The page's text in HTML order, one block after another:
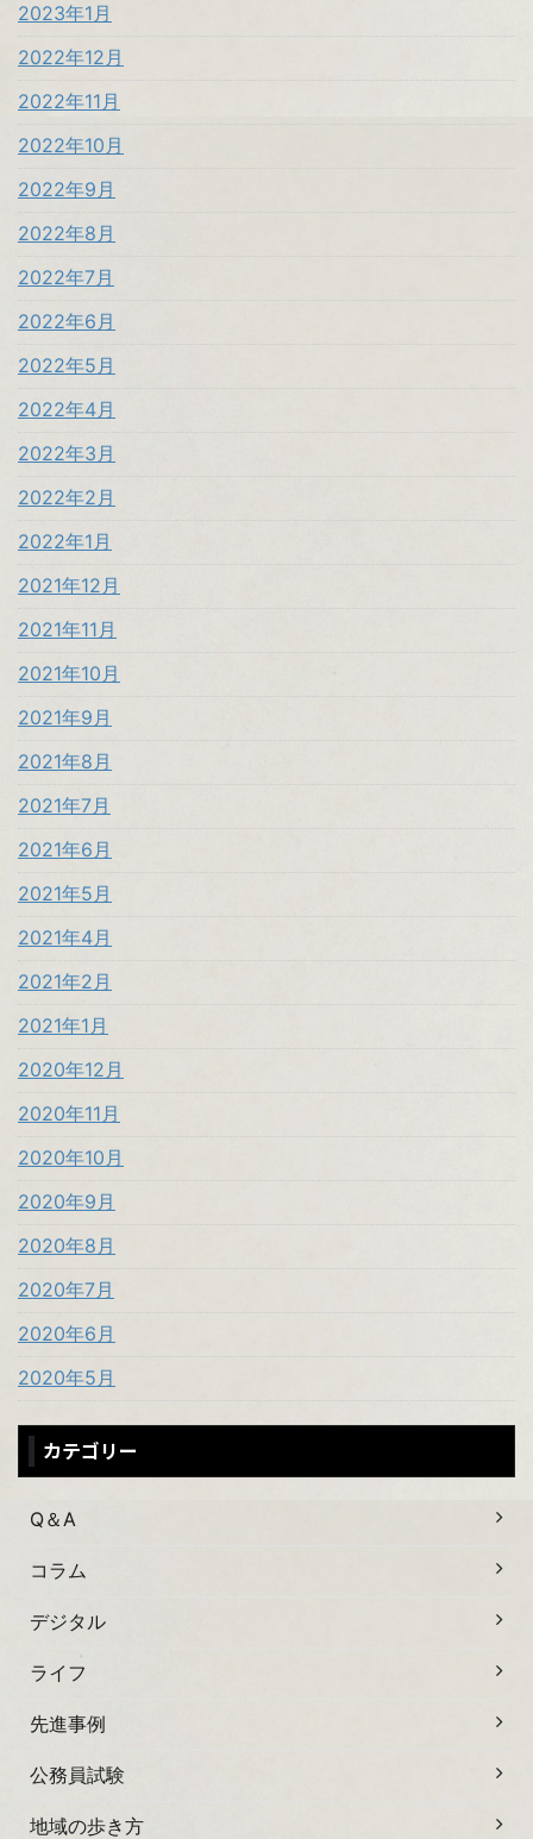
2023年1月
2022年12月
2022年11月
2022年10月
2022年9月
2022年8月
2022年7月
2022年6月
2022年5月
2022年4月
2022年3月
2022年2月
2022年1月
2021年12月
2021年11月
2021年10月
2021年9月
2021年8月
2021年7月
2021年6月
2021年5月
2021年4月
2021年2月
2021年1月
2020年12月
2020年11月
2020年10月
2020年9月
2020年8月
2020年7月
2020年6月
2020年5月
カテゴリー
Q＆A
コラム
デジタル
ライフ
先進事例
公務員試験
地域の歩き方